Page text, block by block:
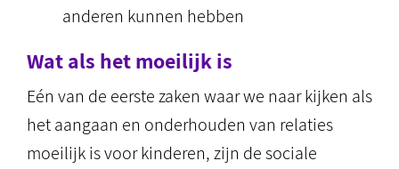
anderen kunnen hebben
Wat als het moeilijk is
Eén van de eerste zaken waar we naar kijken als
het aangaan en onderhouden van relaties
moeilijk is voor kinderen, zijn de sociale